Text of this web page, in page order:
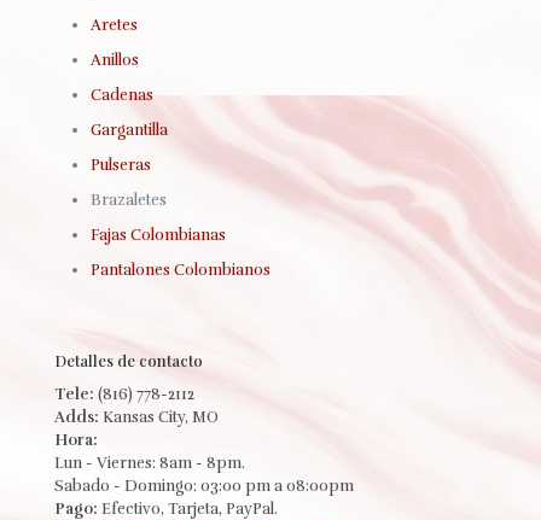
Aretes
Anillos
Cadenas
Gargantilla
Pulseras
Brazaletes
Fajas Colombianas
Pantalones Colombianos
Detalles de contacto
Tele: (816) 778-2112
Adds: Kansas City, MO
Hora:
Lun - Viernes: 8am - 8pm.
Sabado - Domingo: 03:00 pm a 08:00pm
Pago: Efectivo, Tarjeta, PayPal.